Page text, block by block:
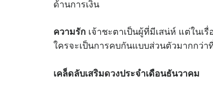
ด้านการเงิน
ความรัก เจ้าชะตาเป็นผู้ที่มีเสน่ห์ แต่ในเ
ใครจะเป็นการคบกันแบบส่วนตัวมากกว่า
เคล็ดลับเสริมดวงประจำเดือนธันวาคม